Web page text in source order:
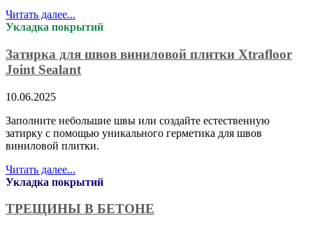
Читать далее...
Укладка покрытий
Затирка для швов виниловой плитки Xtrafloor
Joint Sealant
10.06.2025
Заполните небольшие швы или создайте естественную
затирку с помощью уникального герметика для швов
виниловой плитки.
Читать далее...
Укладка покрытий
ТРЕЩИНЫ В БЕТОНЕ